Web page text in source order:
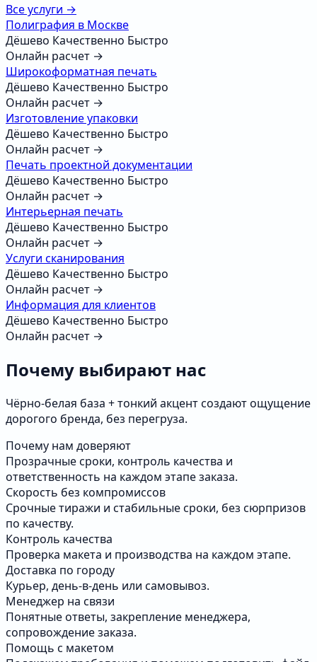
Все услуги →
Полиграфия в Москве
Дёшево Качественно Быстро
Онлайн расчет →
Широкоформатная печать
Дёшево Качественно Быстро
Онлайн расчет →
Изготовление упаковки
Дёшево Качественно Быстро
Онлайн расчет →
Печать проектной документации
Дёшево Качественно Быстро
Онлайн расчет →
Интерьерная печать
Дёшево Качественно Быстро
Онлайн расчет →
Услуги сканирования
Дёшево Качественно Быстро
Онлайн расчет →
Информация для клиентов
Дёшево Качественно Быстро
Онлайн расчет →
Почему выбирают нас
Чёрно‑белая база + тонкий акцент создают ощущение
дорогого бренда, без перегруза.
Почему нам доверяют
Прозрачные сроки, контроль качества и
ответственность на каждом этапе заказа.
Скорость без компромиссов
Срочные тиражи и стабильные сроки, без сюрпризов
по качеству.
Контроль качества
Проверка макета и производства на каждом этапе.
Доставка по городу
Курьер, день-в-день или самовывоз.
Менеджер на связи
Понятные ответы, закрепление менеджера,
сопровождение заказа.
Помощь с макетом